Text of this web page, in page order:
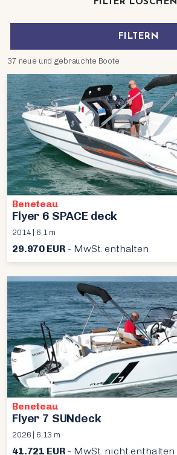
FILTER LÖSCHEN
FILTERN
37 neue und gebrauchte Boote
Beneteau
Flyer 6 SPACE deck
2014 | 6,1 m
29.970 EUR- MwSt. enthalten
Beneteau
Flyer 7 SUNdeck
2026 | 6,13 m
41.721 EUR- MwSt. nicht enthalten